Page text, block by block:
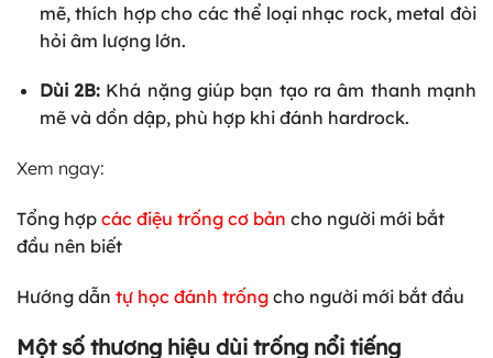
mẽ, thích hợp cho các thể loại nhạc rock, metal đòi
hỏi âm lượng lớn.
Dùi 2B: Khá nặng giúp bạn tạo ra âm thanh mạnh
mẽ và dồn dập, phù hợp khi đánh hardrock.
Xem ngay:
Tổng hợp các điệu trống cơ bản cho người mới bắt
đầu nên biết
Hướng dẫn tự học đánh trống cho người mới bắt đầu
Một số thương hiệu dùi trống nổi tiếng